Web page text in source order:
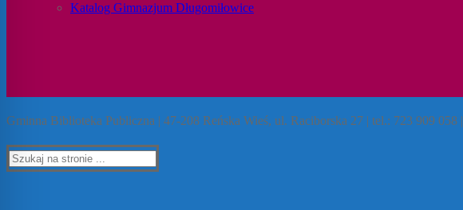
Katalog Gimnazjum Długomiłowice
Gminna Biblioteka Publiczna | 47-208 Reńska Wieś, ul. Raciborska 27 | tel.: 723 909 058 |
Szukaj: